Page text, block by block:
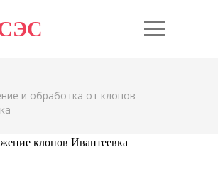
и обработка от клопов